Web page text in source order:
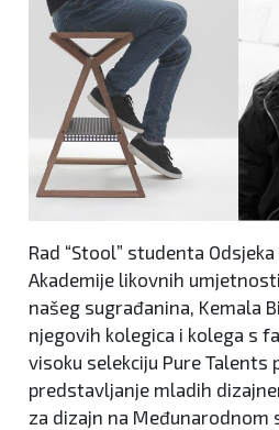
Rad “Stool” studenta
Akademije likovnih
našeg sugrađanina, Kemala
njegovih kolegica i kolega s
visoku selekciju Pure Talents
predstavljanje mladih
za dizajn na Međunarodnom